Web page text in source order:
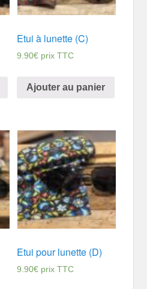
Etui à lunette (C)
9.90€ prix TTC
Ajouter au panier
Etui pour lunette (D)
9.90€ prix TTC